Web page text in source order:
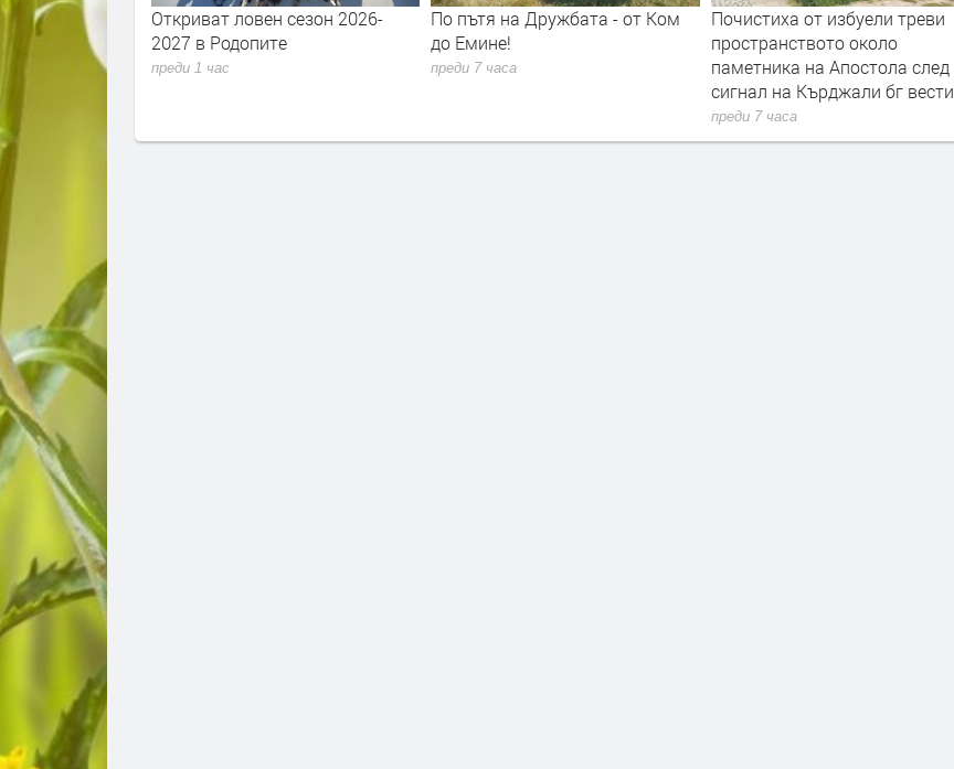
и
Откриват ловен сезон 2026-
2027 в Родопите
преди 1 час
По пътя на Дружбата - от Ком
до Емине!
преди 7 часа
Почистиха от избуели треви
пространството около
паметника на Апостола след
сигнал на Кърджали бг вести
преди 7 часа